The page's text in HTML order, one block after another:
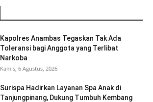
Kapolres Anambas Tegaskan Tak Ada
Toleransi bagi Anggota yang Terlibat
Narkoba
Kamis, 6 Agustus, 2026
Surispa Hadirkan Layanan Spa Anak di
Tanjungpinang, Dukung Tumbuh Kembang